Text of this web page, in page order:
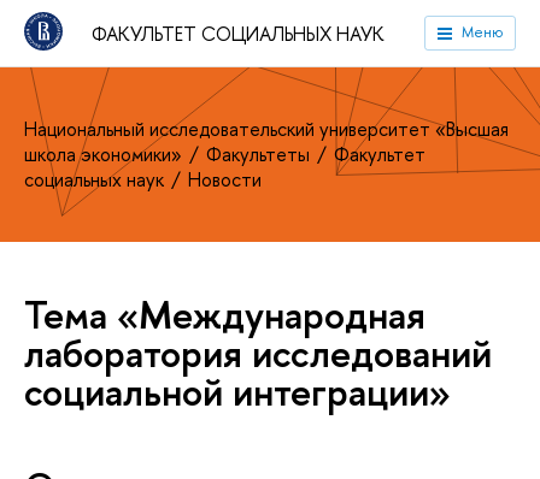
ФАКУЛЬТЕТ СОЦИАЛЬНЫХ НАУК Меню
Национальный исследовательский университет «Высшая
школа экономики»
Факультеты
Факультет
социальных наук
Новости
Тема «Международная
лаборатория исследований
социальной интеграции»